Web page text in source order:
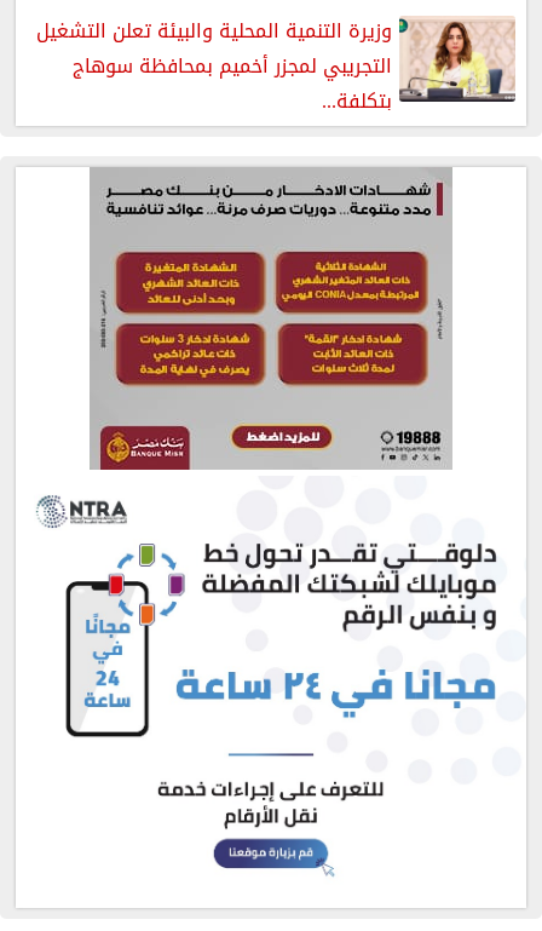
وزيرة التنمية المحلية والبيئة تعلن التشغيل
التجريبي لمجزر أخميم بمحافظة سوهاج
بتكلفة...